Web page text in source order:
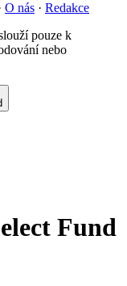
O nás · Redakce
pouze k
nebo
Fund